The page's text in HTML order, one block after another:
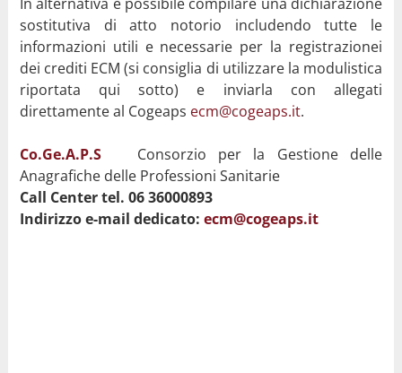
sostitutiva di atto notorio includendo tutte le
informazioni utili e necessarie per la registrazionei
dei crediti ECM (si consiglia di utilizzare la modulistica
riportata qui sotto) e inviarla con allegati
direttamente al Cogeaps ecm@cogeaps.it.
Co.Ge.A.P.S
Consorzio per la Gestione delle
Anagrafiche delle Professioni Sanitarie
Call Centertel. 06 36000893
Indirizzo e-mail dedicato: ecm@cogeaps.it